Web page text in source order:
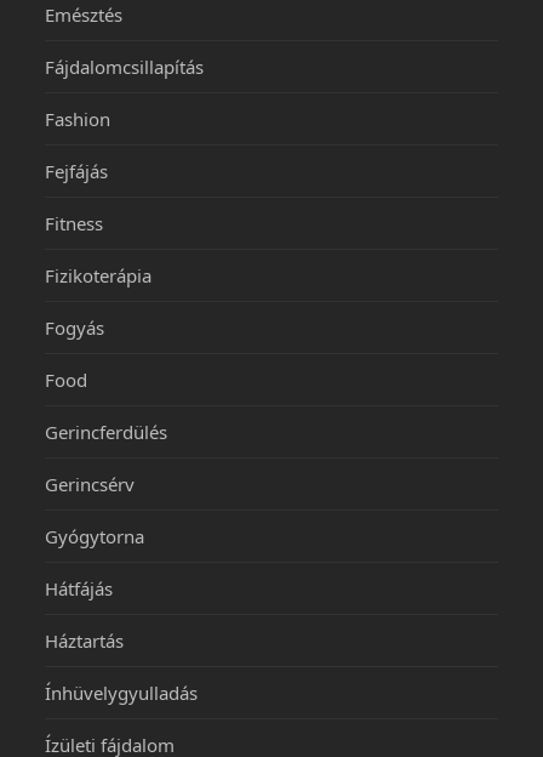
Emésztés
Fájdalomcsillapítás
Fashion
Fejfájás
Fitness
Fizikoterápia
Fogyás
Food
Gerincferdülés
Gerincsérv
Gyógytorna
Hátfájás
Háztartás
Ínhüvelygyulladás
Ízületi fájdalom